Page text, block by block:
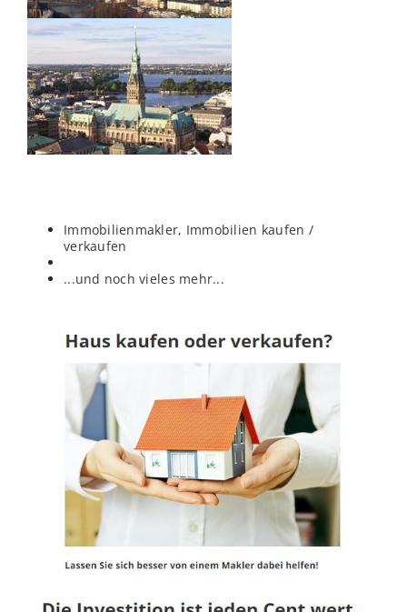
Immobilienmakler, Immobilien kaufen /
verkaufen
...und noch vieles mehr...